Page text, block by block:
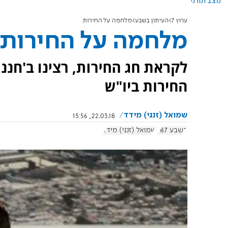
ערוץ 7 העיתון בשבע מלחמה על החירות
מלחמה על החירות
לקראת חג החירות, רצינו
החירות ביו"ש
שמואל (זנגי) מידד
22.03.18, 15:56
בשבע 787
שמואל (זנגי) מידד